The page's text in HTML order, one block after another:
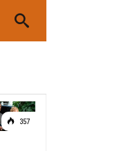
357